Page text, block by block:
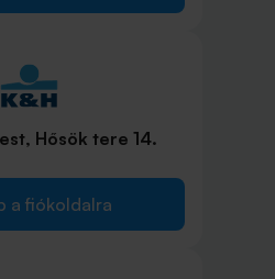
Hősök tere 14.
a fiókoldalra